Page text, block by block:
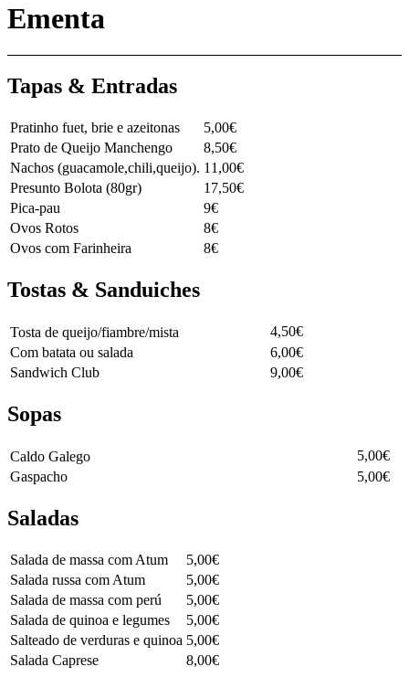
Ementa
Tapas & Entradas
Pratinho fuet, brie e azeitonas
5,00€
Prato de Queijo Manchengo
8,50€
Nachos (guacamole,chili,queijo). 11,00€
Presunto Bolota (80gr)
17,50€
Pica-pau
9€
Ovos Rotos
8€
Ovos com Farinheira
8€
Tostas & Sanduiches
Tosta de queijo/fiambre/mista⠀⠀⠀⠀⠀⠀⠀⠀
4,50€
Com batata ou salada
6,00€
Sandwich Club
9,00€
Sopas
Caldo Galego⠀⠀⠀⠀⠀⠀⠀⠀⠀⠀⠀⠀⠀⠀⠀⠀⠀⠀⠀⠀⠀⠀⠀⠀
5,00€
Gaspacho
5,00€
Saladas
Salada de massa com Atum
5,00€
Salada russa com Atum
5,00€
Salada de massa com perú
5,00€
Salada de quinoa e legumes
5,00€
Salteado de verduras e quinoa 5,00€
Salada Caprese
8,00€